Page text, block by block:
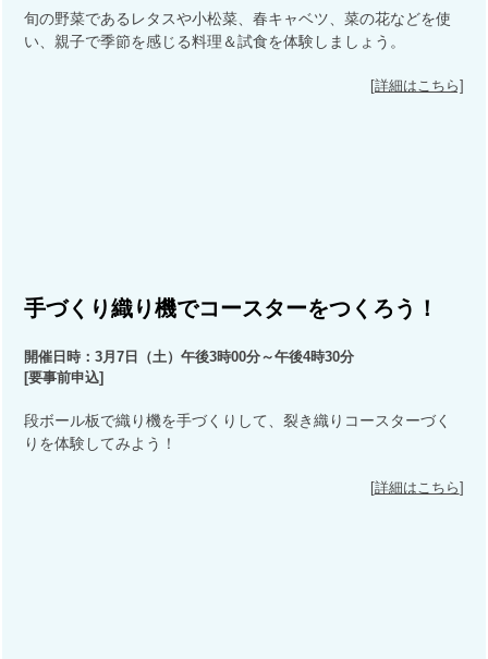
旬の野菜であるレタスや小松菜、春キャベツ、菜の花などを使
い、親子で季節を感じる料理＆試食を体験しましょう。
[詳細はこちら]
手づくり織り機でコースターをつくろう！
開催日時：3月7日（土）午後3時00分～午後4時30分
[要事前申込]
段ボール板で織り機を手づくりして、裂き織りコースターづく
りを体験してみよう！
[詳細はこちら]